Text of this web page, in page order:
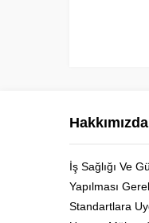
Hakkımızda
İş Sağlığı Ve
Yapılması
Standartlara
Cüneyt Bey